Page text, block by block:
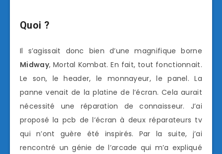
Quoi ?
Il s’agissait donc bien d’une magnifique borne
Midway, Mortal Kombat. En fait, tout fonctionnait.
Le son, le header, le monnayeur, le panel. La
panne venait de la platine de l’écran. Cela aurait
nécessité une réparation de connaisseur. J’ai
proposé la pcb de l’écran à deux réparateurs tv
qui n’ont guère été inspirés. Par la suite, j’ai
rencontré un génie de l’arcade qui m’a expliqué